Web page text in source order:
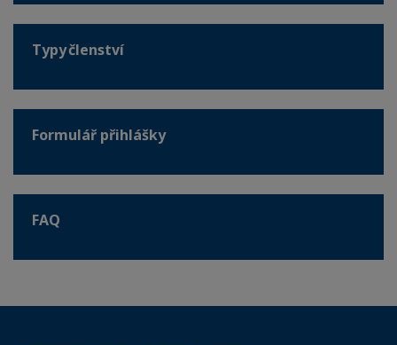
Typy členství
Formulář přihlášky
FAQ